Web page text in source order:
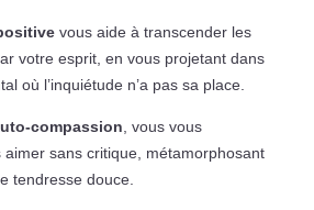
vous aide à transcender les
votre esprit, en vous projetant dans
où l’inquiétude n’a pas sa place.
compassion , vous vous
aimer sans critique, métamorphosant
tendresse douce.